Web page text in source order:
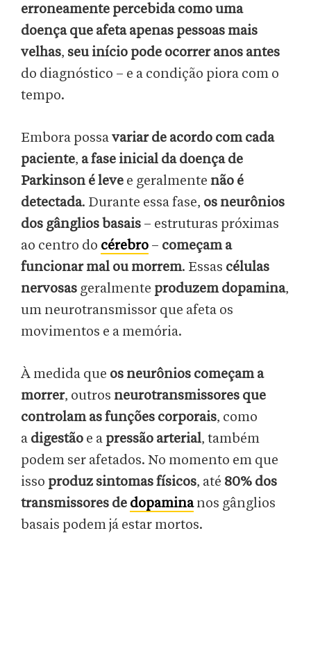
erroneamente percebida como uma
doença que afeta apenas pessoas mais
velhas, seu início pode ocorrer anos antes
do diagnóstico – e a condição piora com o
tempo.
Embora possavariar de acordo com cada
paciente, a fase inicial da doença de
Parkinson é leve e geralmente não é
detectada. Durante essa fase, os neurônios
dos gânglios basais – estruturas próximas
ao centro do cérebro – começam a
funcionar mal ou morrem. Essas células
nervosas geralmente produzem dopamina,
um neurotransmissor que afeta os
movimentos e a memória.
À medida que os neurônios começam a
morrer, outros neurotransmissores que
controlam as funções corporais, como
a digestão e a pressão arterial, também
podem ser afetados. No momento em que
isso produz sintomas físicos, até 80% dos
transmissores de dopaminanos gânglios
basais podem já estar mortos.